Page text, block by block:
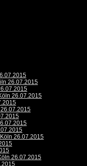
26.07.2015
26.07.2015
26.07.2015
26.07.2015